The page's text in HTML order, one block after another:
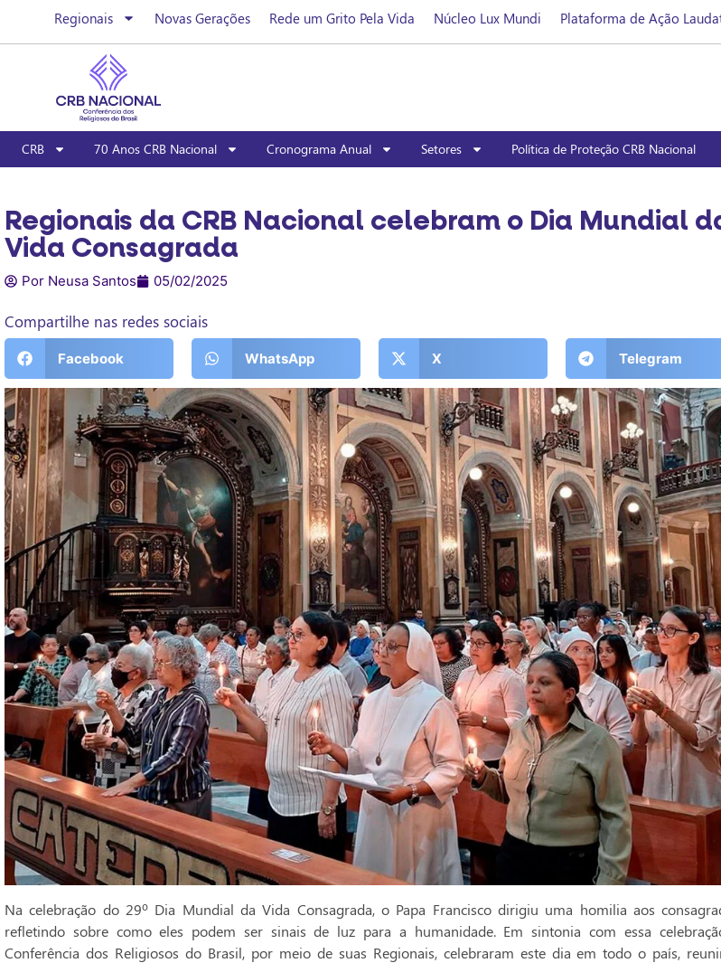
Regionais Novas Gerações Rede um Grito Pela Vida Núcleo Lux Mundi Plataforma de Ação
CRB 70 Anos CRB Nacional Cronograma Anual Setores Política de Proteção CRB Nacional
Regionais da CRB Nacional celebram o Dia Mundial
Vida Consagrada
Por Neusa Santos 05/02/2025
Compartilhe nas redes sociais
Facebook WhatsApp X Telegram
Na celebração do 29º Dia Mundial da Vida Consagrada, o Papa Francisco dirigiu uma homilia aos
refletindo sobre como eles podem ser sinais de luz para a humanidade. Em sintonia com essa
Conferência dos Religiosos do Brasil, por meio de suas Regionais, celebraram este dia em todo o país,